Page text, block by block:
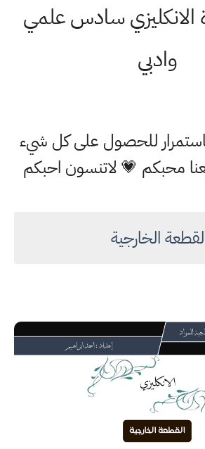
الانكليزي سادس علمي
وادبي
باستمرار للحصول على كل شيء
محبكم 💗 لاتنسون احبكم
الخارجية